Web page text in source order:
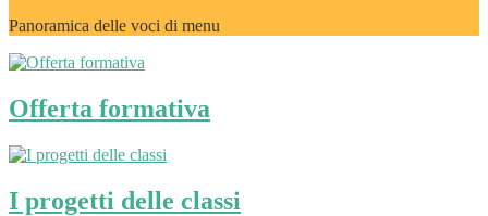
Panoramica delle voci di menu
Offerta formativa
I progetti delle classi